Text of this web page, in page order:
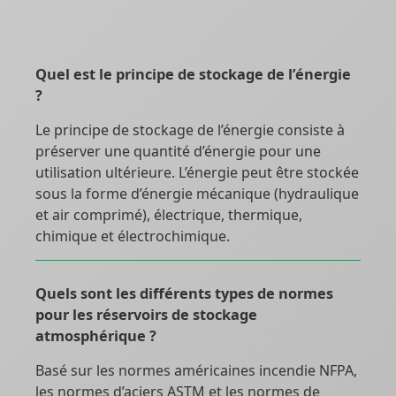
Quel est le principe de stockage de l’énergie
?
Le principe de stockage de l’énergie consiste à
préserver une quantité d’énergie pour une
utilisation ultérieure. L’énergie peut être stockée
sous la forme d’énergie mécanique (hydraulique
et air comprimé), électrique, thermique,
chimique et électrochimique.
Quels sont les différents types de normes
pour les réservoirs de stockage
atmosphérique ?
Basé sur les normes américaines incendie NFPA,
les normes d’aciers ASTM et les normes de